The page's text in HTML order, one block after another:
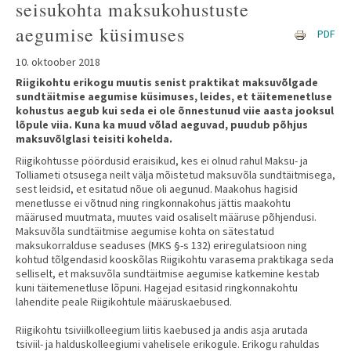
seisukohta maksukohustuste
aegumise küsimuses
10. oktoober 2018
PDF
Riigikohtu erikogu muutis senist praktikat maksuvõlgade
sundtäitmise aegumise küsimuses, leides, et täitemenetluse
kohustus aegub kui seda ei ole õnnestunud viie aasta jooksul
lõpule viia. Kuna ka muud võlad aeguvad, puudub põhjus
maksuvõlglasi teisiti kohelda.
Riigikohtusse pöördusid eraisikud, kes ei olnud rahul Maksu- ja
Tolliameti otsusega neilt välja mõistetud maksuvõla sundtäitmisega,
sest leidsid, et esitatud nõue oli aegunud. Maakohus hagisid
menetlusse ei võtnud ning ringkonnakohus jättis maakohtu
määrused muutmata, muutes vaid osaliselt määruse põhjendusi.
Maksuvõla sundtäitmise aegumise kohta on sätestatud
maksukorralduse seaduses (MKS §-s 132) eriregulatsioon ning
kohtud tõlgendasid kooskõlas Riigikohtu varasema praktikaga seda
selliselt, et maksuvõla sundtäitmise aegumise katkemine kestab
kuni täitemenetluse lõpuni. Hagejad esitasid ringkonnakohtu
lahendite peale Riigikohtule määruskaebused.
Riigikohtu tsiviilkolleegium liitis kaebused ja andis asja arutada
tsiviil- ja halduskolleegiumi vahelisele erikogule. Erikogu rahuldas